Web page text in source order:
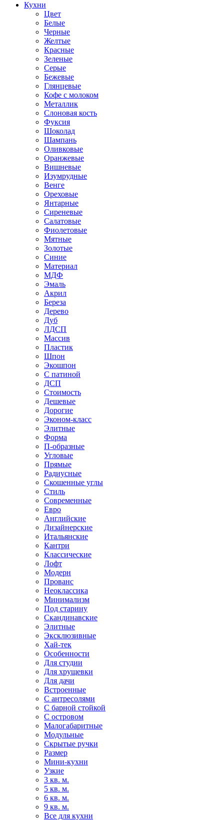
Кухни
Цвет
Белые
Черные
Желтые
Красные
Зеленые
Серые
Бежевые
Глянцевые
Кофе с молоком
Металлик
Слоновая кость
Фуксия
Шоколад
Шампань
Оливковые
Оранжевые
Вишневые
Изумрудные
Венге
Ореховые
Янтарные
Сиреневые
Салатовые
Фиолетовые
Мятные
Золотые
Синие
Материал
МДФ
Эмаль
Акрил
Береза
Дерево
Дуб
ЛДСП
Массив
Пластик
Шпон
Экошпон
С патиной
ДСП
Стоимость
Дешевые
Дорогие
Эконом-класс
Элитные
Форма
П-образные
Угловые
Прямые
Радиусные
Скошенные углы
Стиль
Современные
Евро
Английские
Дизайнерские
Итальянские
Кантри
Классические
Лофт
Модерн
Прованс
Неоклассика
Минимализм
Под старину
Скандинавские
Элитные
Эксклюзивные
Хай-тек
Особенности
Для студии
Для хрущевки
Для дачи
Встроенные
С антресолями
С барной стойкой
С островом
Малогабаритные
Модульные
Скрытые ручки
Размер
Мини-кухни
Узкие
3 кв. м.
5 кв. м.
6 кв. м.
9 кв. м.
Все для кухни